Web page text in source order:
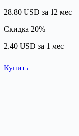
28.80 USD за 12 мес
Скидка 20%
2.40 USD за 1 мес
Купить